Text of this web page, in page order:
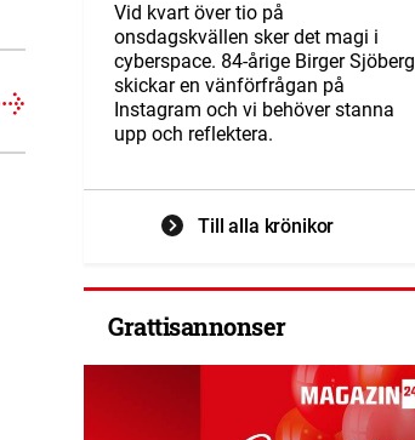
Vid kvart över tio på
onsdagskvällen sker det magi i
cyberspace. 84-årige Birger Sjöberg
skickar en vänförfrågan på
Instagram och vi behöver stanna
upp och reflektera.
Till alla krönikor
Grattisannonser